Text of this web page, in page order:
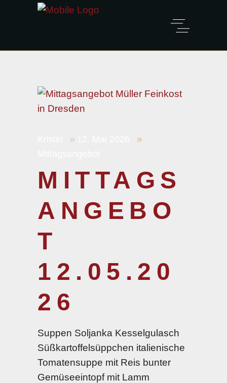
MITTAGS
ANGEBO
T
12.05.20
26
Suppen Soljanka Kesselgulasch
Süßkartoffelsüppchen italienische
Tomatensuppe mit Reis bunter
Gemüseeintopf mit Lamm